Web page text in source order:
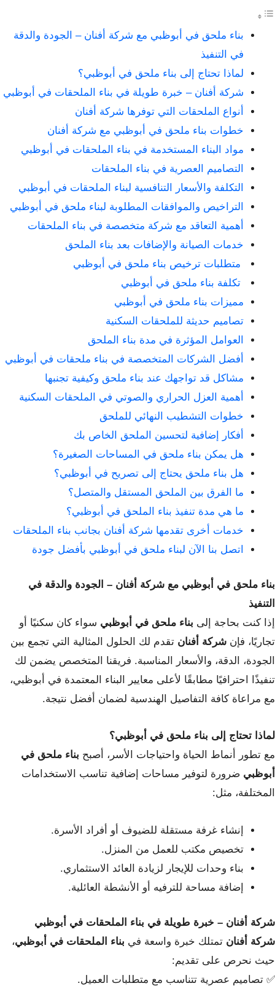
بناء ملحق في أبوظبي مع شركة أفنان – الجودة والدقة
في التنفيذ
لماذا تحتاج إلى بناء ملحق في أبوظبي؟
شركة أفنان – خبرة طويلة في بناء الملحقات في أبوظبي
أنواع الملحقات التي توفرها شركة أفنان
خطوات بناء ملحق في أبوظبي مع شركة أفنان
مواد البناء المستخدمة في بناء الملحقات في أبوظبي
التصاميم العصرية في بناء الملحقات
التكلفة والأسعار التنافسية لبناء الملحقات في أبوظبي
التراخيص والموافقات المطلوبة لبناء ملحق في أبوظبي
أهمية التعاقد مع شركة متخصصة في بناء الملحقات
خدمات الصيانة والإضافات بعد بناء الملحق
متطلبات ترخيص بناء ملحق في أبوظبي
تكلفة بناء ملحق في أبوظبي
مميزات بناء ملحق في أبوظبي
تصاميم حديثة للملحقات السكنية
العوامل المؤثرة في مدة بناء الملحق
أفضل الشركات المتخصصة في بناء ملحقات في أبوظبي
مشاكل قد تواجهك عند بناء ملحق وكيفية تجنبها
أهمية العزل الحراري والصوتي في الملحقات السكنية
خطوات التشطيب النهائي للملحق
أفكار إضافية لتحسين الملحق الخاص بك
هل يمكن بناء ملحق في المساحات الصغيرة؟
هل بناء ملحق يحتاج إلى تصريح في أبوظبي؟
ما الفرق بين الملحق المستقل والمتصل؟
ما هي مدة تنفيذ بناء الملحق في أبوظبي؟
خدمات أخرى تقدمها شركة أفنان بجانب بناء الملحقات
اتصل بنا الآن لبناء ملحق في أبوظبي بأفضل جودة
بناء ملحق في أبوظبي مع شركة أفنان – الجودة والدقة في
التنفيذ
إذا كنت بحاجة إلى بناء ملحق في أبوظبي سواء كان سكنيًا أو
تجاريًا، فإن شركة أفنان تقدم لك الحلول المثالية التي تجمع بين
الجودة، الدقة، والأسعار المناسبة. فريقنا المتخصص يضمن لك
تنفيذًا احترافيًا مطابقًا لأعلى معايير البناء المعتمدة في أبوظبي،
مع مراعاة كافة التفاصيل الهندسية لضمان أفضل نتيجة.
لماذا تحتاج إلى بناء ملحق في أبوظبي؟
مع تطور أنماط الحياة واحتياجات الأسر، أصبح بناء ملحق في
أبوظبي ضرورة لتوفير مساحات إضافية تناسب الاستخدامات
المختلفة، مثل:
إنشاء غرفة مستقلة للضيوف أو أفراد الأسرة.
تخصيص مكتب للعمل من المنزل.
بناء وحدات للإيجار لزيادة العائد الاستثماري.
إضافة مساحة للترفيه أو الأنشطة العائلية.
شركة أفنان – خبرة طويلة في بناء الملحقات في أبوظبي
شركة أفنان تمتلك خبرة واسعة في بناء الملحقات في أبوظبي،
حيث نحرص على تقديم:
✅ تصاميم عصرية تتناسب مع متطلبات العميل.